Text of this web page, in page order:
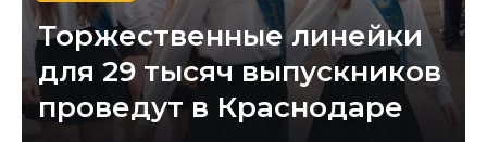
Торжественные линейки
для 29 тысяч выпускников
проведут в Краснодаре